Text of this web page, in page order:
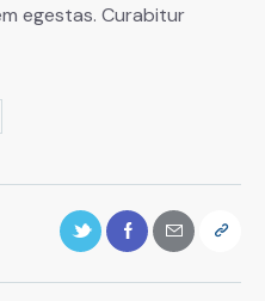
egestas. Curabitur